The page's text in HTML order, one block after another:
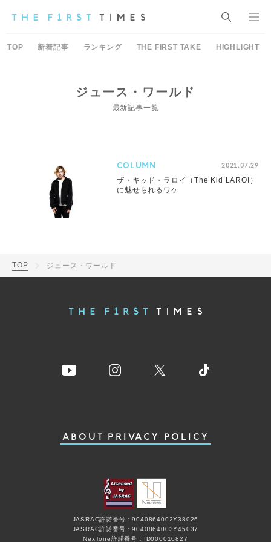
TOP 新着記事 ランキング THE FIRST TAKE HIGHLIGHT
ジュース・ワールド
最新記事一覧
COLUMN 2021.07.29
ザ・キッド・ラロイ（The Kid LAROI）
に魅せられるワケ
TOP ジュース・ワールド
ABOUT PRIVACY POLICY
JASRAC許諾番号：9040864002Y38026
JASRAC許諾番号：9040864003Y45037
NexTone許諾番号：ID000010827